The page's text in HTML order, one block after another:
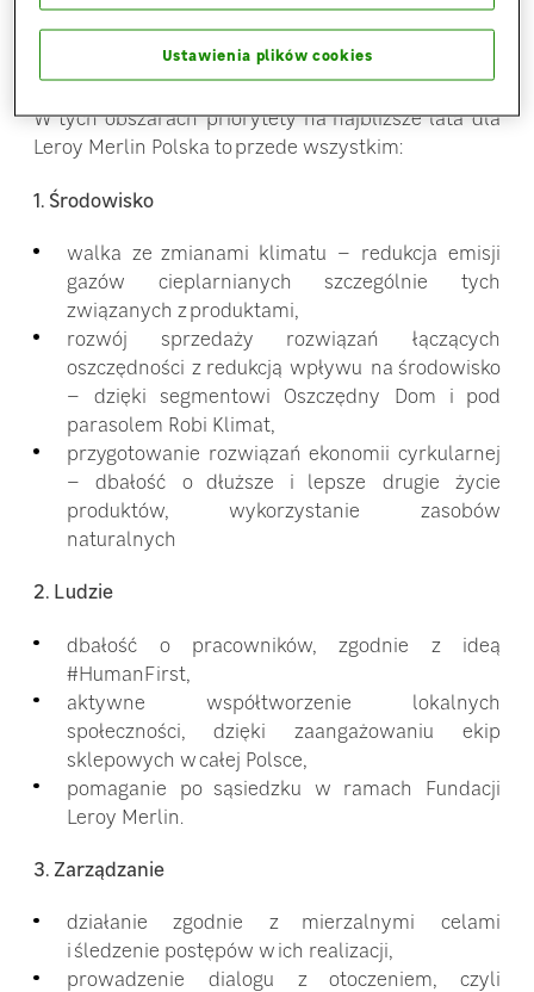
ESG obok środowiska, czyli E jak Environment,
to również wpływ społeczny (S – Society) oraz
W tych obszarach priorytety na najbliższe lata dla
Leroy Merlin Polska to przede wszystkim:
1. Środowisko
walka ze zmianami klimatu – redukcja emisji
gazów cieplarnianych szczególnie tych
związanych z produktami,
rozwój sprzedaży rozwiązań łączących
oszczędności z redukcją wpływu na środowisko
– dzięki segmentowi Oszczędny Dom i pod
parasolem Robi Klimat,
przygotowanie rozwiązań ekonomii cyrkularnej
– dbałość o dłuższe i lepsze drugie życie
produktów, wykorzystanie zasobów
naturalnych
2. Ludzie
dbałość o pracowników, zgodnie z ideą
#HumanFirst,
aktywne współtworzenie lokalnych
społeczności, dzięki zaangażowaniu ekip
sklepowych w całej Polsce,
pomaganie po sąsiedzku w ramach Fundacji
Leroy Merlin.
3. Zarządzanie
działanie zgodnie z mierzalnymi celami
i śledzenie postępów w ich realizacji,
prowadzenie dialogu z otoczeniem, czyli
Ustawienia plików cookies